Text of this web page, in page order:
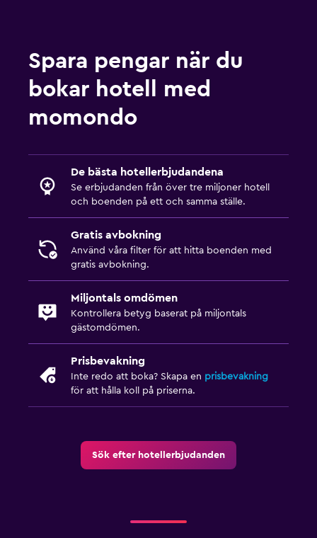
Spara pengar när du
bokar hotell med
momondo
De bästa hotellerbjudandena
Se erbjudanden från över tre miljoner hotell
och boenden på ett och samma ställe.
Gratis avbokning
Använd våra filter för att hitta boenden med
gratis avbokning.
Miljontals omdömen
Kontrollera betyg baserat på miljontals
gästomdömen.
Prisbevakning
Inte redo att boka? Skapa en prisbevakning
för att hålla koll på priserna.
Sök efter hotellerbjudanden